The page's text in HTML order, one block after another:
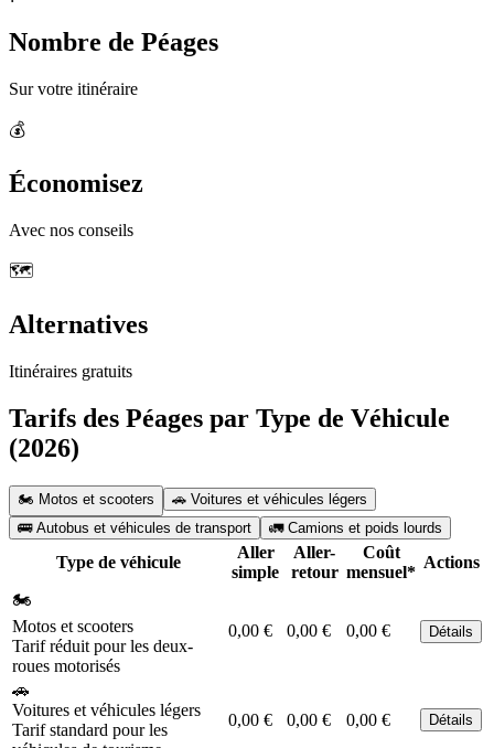
Nombre de Péages
Sur votre itinéraire
💰
Économisez
Avec nos conseils
🗺️
Alternatives
Itinéraires gratuits
Tarifs des Péages par Type de Véhicule
(2026)
🏍️ Motos et scooters
🚗 Voitures et véhicules légers
🚌 Autobus et véhicules de transport
🚛 Camions et poids lourds
Type de véhicule
Aller
simple
Aller-
retour
Coût
mensuel*
Actions
🏍️
Motos et scooters
Tarif réduit pour les deux-
roues motorisés
0,00 € 0,00 € 0,00 € Détails
🚗
Voitures et véhicules légers
Tarif standard pour les
0,00 € 0,00 € 0,00 € Détails